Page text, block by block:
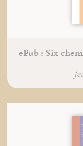
ePub : Six